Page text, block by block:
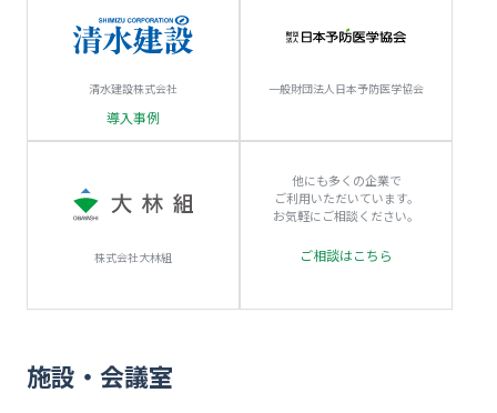
清水建設株式会社
導入事例
一般財団法人日本予防医学協会
株式会社大林組
他にも多くの企業で
ご利用いただいています。
お気軽にご相談ください。
ご相談はこちら
施設・会議室